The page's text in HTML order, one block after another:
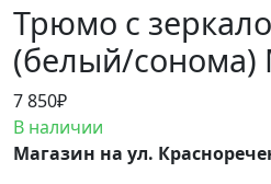
Трюмо с
(белый/
7 850₽
В наличии
Магазин на ул.